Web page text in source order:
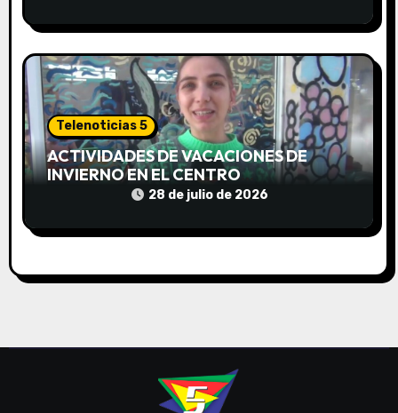
s
Telenoticias 5
ACTIVIDADES DE VACACIONES DE
INVIERNO EN EL CENTRO
COMUNITARIO EL TALA
28 de julio de 2026